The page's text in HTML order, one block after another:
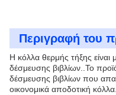
Περιγραφή του
Η κόλλα θερμής τήξης είναι
δέσμευσης βιβλίων..Το
δέσμευσης βιβλίων που
οικονομικά αποδοτική κόλλα.